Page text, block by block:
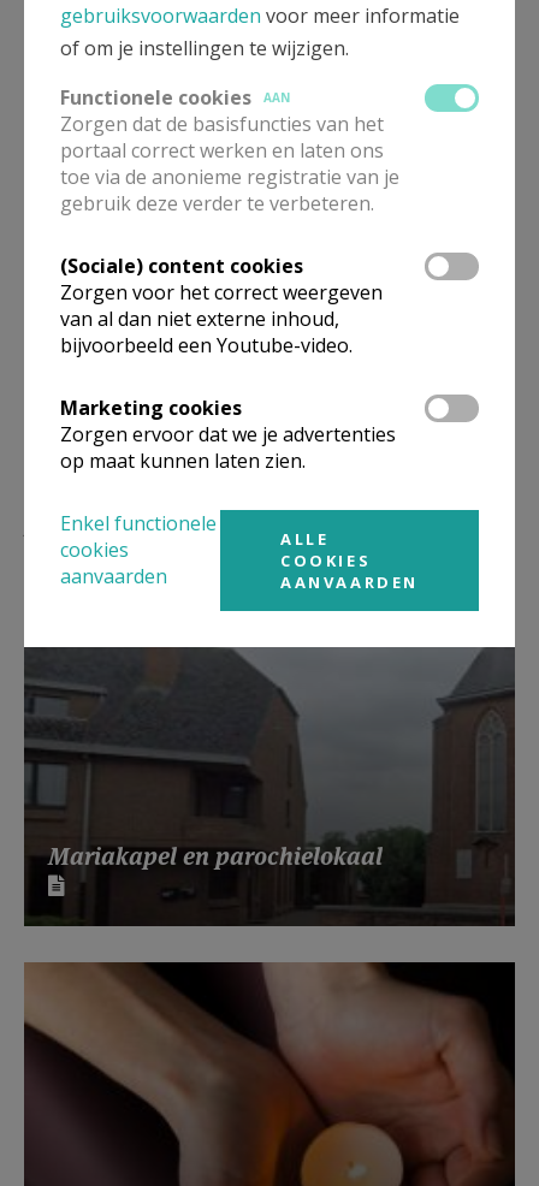
Meer
welkom Tielen
Deel dit artikel
Lees meer
Mariakapel en parochielokaal
gebruiksvoorwaarden voor meer informatie
of om je instellingen te wijzigen.
Functionele cookies
AAN
Zorgen dat de basisfuncties van het
portaal correct werken en laten ons
toe via de anonieme registratie van je
gebruik deze verder te verbeteren.
(Sociale) content cookies
Zorgen voor het correct weergeven
van al dan niet externe inhoud,
bijvoorbeeld een Youtube-video.
Marketing cookies
Zorgen ervoor dat we je advertenties
op maat kunnen laten zien.
Enkel functionele
cookies
aanvaarden
ALLE
COOKIES
AANVAARDEN